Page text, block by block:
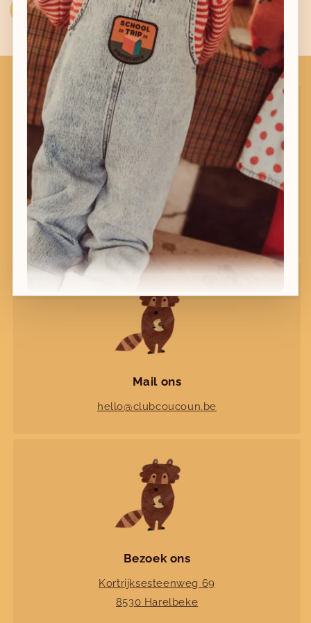
Sturen
Bel ons
Bel:+32 56 68 06 21of +32 471 18 52 98
Mail ons
hello@clubcoucoun.be
Bezoek ons
Kortrijksesteenweg 69
8530 Harelbeke
Nieuwe collecties!
Nieuwe herfst-winter collecties in ons clubje &